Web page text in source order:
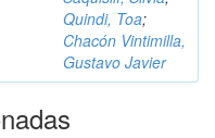
Quindi, Toa;
Chacón Vintimilla,
Gustavo Javier